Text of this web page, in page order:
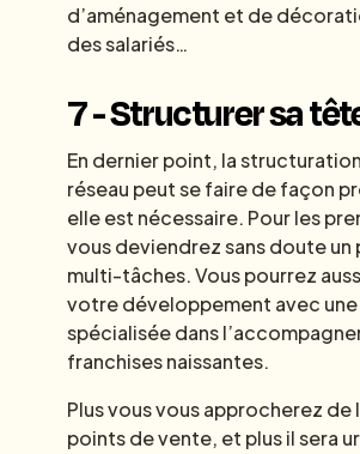
d’aménagement et de
des salariés…
7 - Structurer sa
En dernier point, la
réseau peut se faire de façon
elle est nécessaire. Pour les
vous deviendrez sans doute
multi-tâches. Vous pourrez
votre développement avec
spécialisée dans
franchises naissantes.
Plus vous vous approcherez de
points de vente, et plus il sera